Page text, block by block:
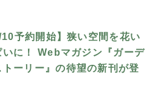
10予約開始】狭い空間を花い
いに！ Webマガジン『ガーデ
トーリー』の待望の新刊が登